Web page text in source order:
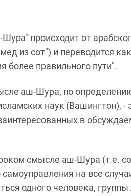
происходит от
из сот") и переводится
более правильного пути".
аш-Шура, по
наук (Вашингтон),
в
смысле аш-Шура (т.е.
самоуправления на все
одного человека,